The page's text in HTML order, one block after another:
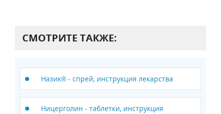
СМОТРИТЕ ТАКЖЕ:
Назик® - спрей, инструкция лекарства
Ницерголин - таблетки, инструкция